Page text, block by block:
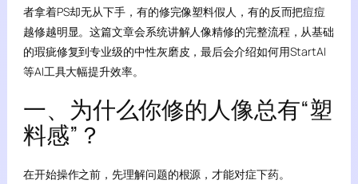
者拿着PS却无从下手，有的修完像塑料假人，有的反而把痘痘
越修越明显。这篇文章会系统讲解人像精修的完整流程，从基础
的瑕疵修复到专业级的中性灰磨皮，最后会介绍如何用StartAI
等AI工具大幅提升效率。
一、为什么你修的人像总有“塑
料感”？
在开始操作之前，先理解问题的根源，才能对症下药。